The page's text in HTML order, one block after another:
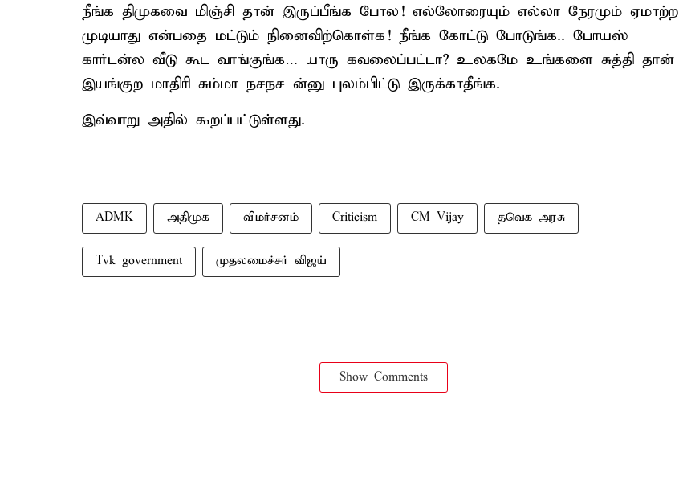
நீங்க திமுகவை மிஞ்சி தான் இருப்பீங்க போல! எல்லோரையும் எல்லா நேரமும் ஏமாற்ற
முடியாது என்பதை மட்டும் நினைவிற்கொள்க! நீங்க கோட்டு போடுங்க.. போயஸ்
கார்டன்ல வீடு கூட வாங்குங்க… யாரு கவலைப்பட்டா? உலகமே உங்களை சுத்தி தான்
இயங்குற மாதிரி சும்மா நசநச ன்னு புலம்பிட்டு இருக்காதீங்க.
இவ்வாறு அதில் கூறப்பட்டுள்ளது.
ADMK அதிமுக விமர்சனம் Criticism CM Vijay தவெக அரசு
Tvk government முதலமைச்சர் விஜய்
Show Comments